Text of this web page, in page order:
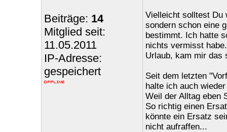
Beiträge: 14
Mitglied seit:
11.05.2011
IP-Adresse:
gespeichert
Vielleicht solltest Du
sondern schon eine
bestimmt. Ich hatte
nichts vermisst
Urlaub, kam mir das
Seit dem letzten
halte ich auch
Weil der Alltag eben
So richtig einen
könnte ein Ersatz
nicht aufraffen...